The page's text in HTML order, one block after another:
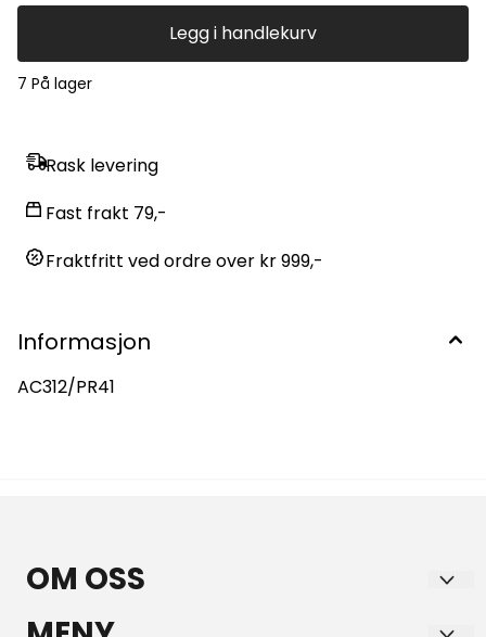
Legg i handlekurv
7 På lager
Rask levering
Fast frakt 79,-
Fraktfritt ved ordre over kr 999,-
Informasjon
AC312/PR41
OM OSS
GULE AS